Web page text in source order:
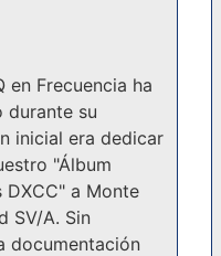
en Frecuencia ha
durante su
inicial era dedicar
"Álbum
DXCC" a Monte
SV/A. Sin
documentación